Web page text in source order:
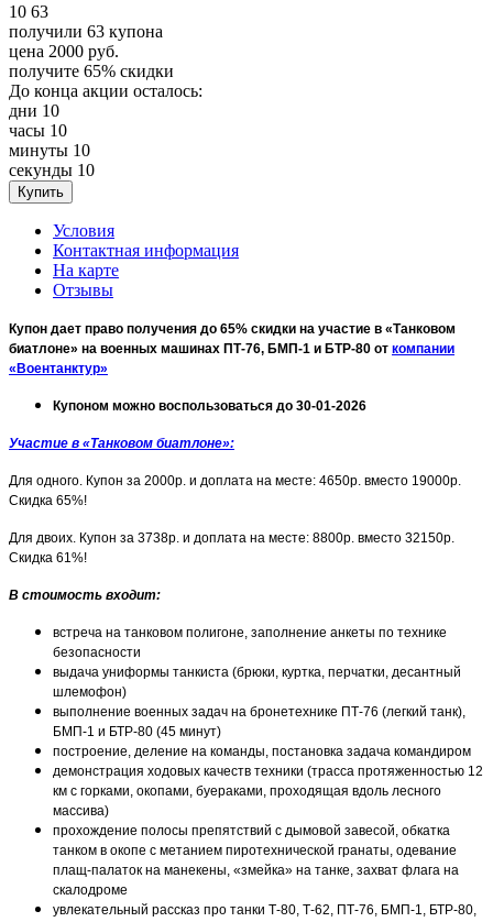
10 63
получили 63 купона
цена 2000 руб.
получите 65% скидки
До конца акции осталось:
дни 10
часы 10
минуты 10
секунды 10
Условия
Контактная информация
На карте
Отзывы
Купон дает право получения до 65% скидки на участие в «Танковом
биатлоне» на военных машинах ПТ-76, БМП-1 и БТР-80 от компании
«Воентанктур»
Купоном можно воспользоваться до 30-01-2026
Участие в «Танковом биатлоне»:
Для одного. Купон за 2000р. и доплата на месте: 4650р. вместо 19000р.
Скидка 65%!
Для двоих. Купон за 3738р. и доплата на месте: 8800р. вместо 32150р.
Скидка 61%!
В стоимость входит:
встреча на танковом полигоне, заполнение анкеты по технике
безопасности
выдача униформы танкиста (брюки, куртка, перчатки, десантный
шлемофон)
выполнение военных задач на бронетехнике ПТ-76 (легкий танк),
БМП-1 и БТР-80 (45 минут)
построение, деление на команды, постановка задача командиром
демонстрация ходовых качеств техники (трасса протяженностью 12
км с горками, окопами, буераками, проходящая вдоль лесного
массива)
прохождение полосы препятствий с дымовой завесой, обкатка
танком в окопе с метанием пиротехнической гранаты, одевание
плащ-палаток на манекены, «змейка» на танке, захват флага на
скалодроме
увлекательный рассказ про танки Т-80, Т-62, ПТ-76, БМП-1, БТР-80,